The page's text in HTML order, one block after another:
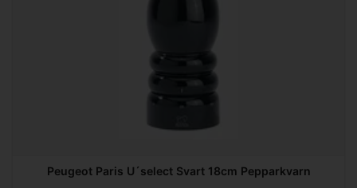
Peugeot Paris U´select Svart 18cm Pepparkvarn